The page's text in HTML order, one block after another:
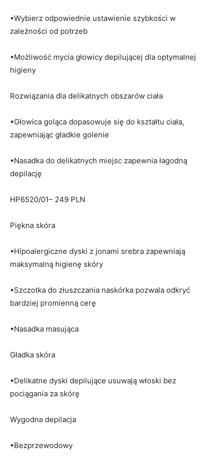
•Wybierz odpowiednie ustawienie szybkości w
zależności od potrzeb
•Możliwość mycia głowicy depilującej dla optymalnej
higieny
Rozwiązania dla delikatnych obszarów ciała
•Głowica goląca dopasowuje się do kształtu ciała,
zapewniając gładkie golenie
•Nasadka do delikatnych miejsc zapewnia łagodną
depilację
HP6520/01– 249 PLN
Piękna skóra
•Hipoalergiczne dyski z jonami srebra zapewniają
maksymalną higienę skóry
•Szczotka do złuszczania naskórka pozwala odkryć
bardziej promienną cerę
•Nasadka masująca
Gładka skóra
•Delikatne dyski depilujące usuwają włoski bez
pociągania za skórę
Wygodna depilacja
•Bezprzewodowy